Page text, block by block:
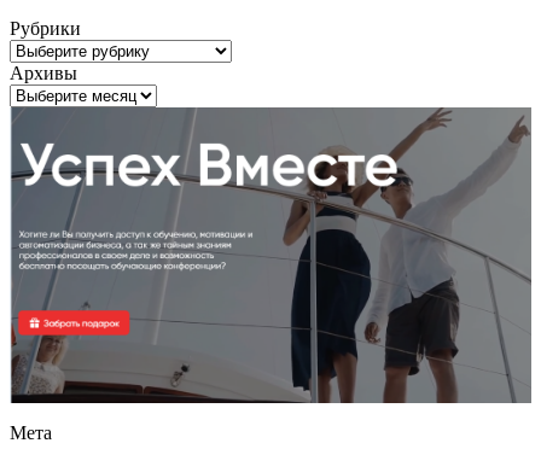
Рубрики
Рубрики
Архивы
Архивы
Мета